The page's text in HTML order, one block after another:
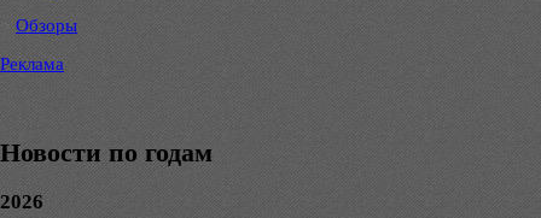
Обзоры
Реклама
Новости по годам
2026